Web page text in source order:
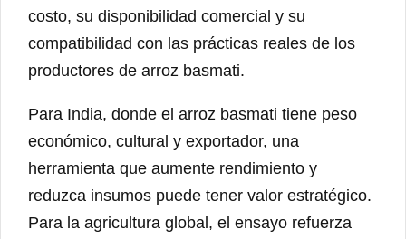
costo, su disponibilidad comercial y su
compatibilidad con las prácticas reales de los
productores de arroz basmati.
Para India, donde el arroz basmati tiene peso
económico, cultural y exportador, una
herramienta que aumente rendimiento y
reduzca insumos puede tener valor estratégico.
Para la agricultura global, el ensayo refuerza